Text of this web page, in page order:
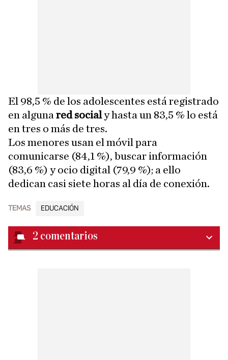
El 98,5 % de los adolescentes está registrado
en alguna red socialy hasta un 83,5 % lo está
en tres o más de tres.
Los menores usan el móvil para
comunicarse (84,1 %), buscar información
(83,6 %) y ocio digital (79,9 %); a ello
dedican casi siete horas al día de conexión.
TEMAS EDUCACIÓN
2 comentarios